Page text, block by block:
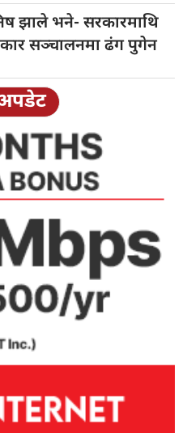
झाले भने- सरकारमाथि
सञ्चालनमा ढंग पुगेन